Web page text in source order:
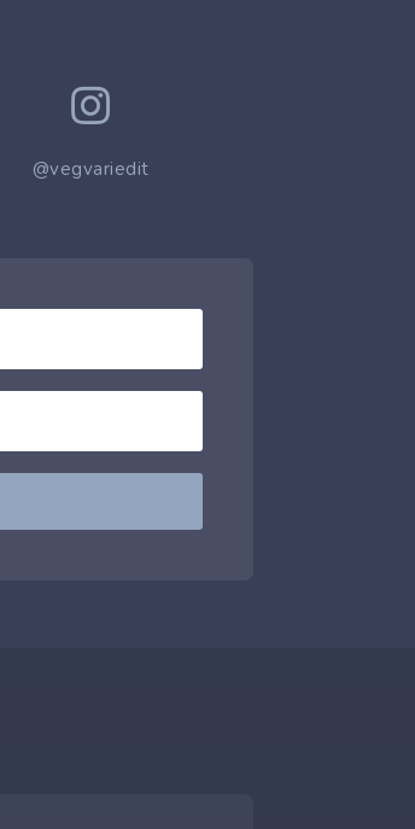

@vegvariedit